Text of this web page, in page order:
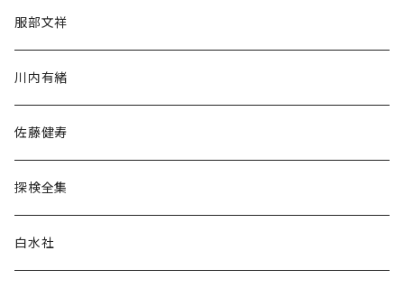
民族・風習
言語・ことば
服部文祥
川内有緒
佐藤健寿
探検全集
白水社